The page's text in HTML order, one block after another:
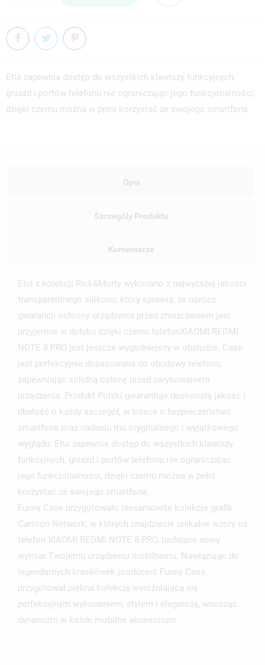
Etui zapewnia dostęp do wszystkich klawiszy funkcyjnych,
gniazd i portów telefonu nie ograniczając jego funkcjonalności,
dzięki czemu można w pełni korzystać ze swojego smartfona
Opis
Szczegóły Produktu
Komentarze
Etui z kolekcji Rick&Morty wykonano z najwyższej jakości
transparentnego silikonu, który sprawia, że oprócz
gwarancji ochrony urządzenia przed zniszczeniem jest
przyjemne w dotyku dzięki czemu telefonXIAOMI REDMI
NOTE 8 PRO jest jeszcze wygodniejszy w obsłudze. Case
jest perfekcyjnie dopasowana do obudowy telefonu,
zapewniając solidną osłonę przed zarysowaniem
urządzenia. Produkt Polski gwarantuje doskonałą jakość i
dbałość o każdy szczegół, w trosce o bezpieczeństwo
smartfona oraz nadaniu mu oryginalnego i wyjątkowego
wyglądu. Etui zapewnia dostęp do wszystkich klawiszy
funkcyjnych, gniazd i portów telefonu nie ograniczając
jego funkcjonalności, dzięki czemu można w pełni
korzystać ze swojego smartfona.
Funny Case przygotowało niesamowite kolekcje grafik
Cartoon Network, w których znajdziecie unikalne wzory na
telefon XIAOMI REDMI NOTE 8 PRO, nadające nowy
wymiar Twojemu urządzeniu mobilnemu. Nawiązując do
legendarnych kraskówek producent Funny Case,
przygotował piękna kolekcję wyróżniającą się
perfekcyjnym wykonaniem, stylem i elegancją, wnosząc
dynamizm w każde mobilne akcesorium.
MOJE LISTY ŻYCZEŃ
add_circle_outline UTWÓRZ NOWĄ LISTĘ
UTWÓRZ LISTĘ ŻYCZEŃ
NAZWA LISTY ŻYCZEŃ
ANULUJ UTWÓRZ LISTĘ ŻYCZEŃ
ZALOGUJ SIĘ
MUSISZ BYĆ ZALOGOWANY BY ZAPISAĆ PRODUKTY NA
SWOJEJ LIŚCIE ŻYCZEŃ.
ANULUJ ZALOGUJ SIĘ